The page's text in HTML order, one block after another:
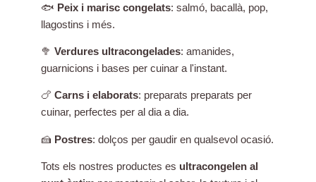
🐟 Peix i marisc congelats: salmó, bacallà, pop,
llagostins i més.
🥦 Verdures ultracongelades: amanides,
guarnicions i bases per cuinar a l'instant.
🍗 Carns i elaborats: preparats preparats per
cuinar, perfectes per al dia a dia.
🍰 Postres: dolços per gaudir en qualsevol ocasió.
Tots els nostres productes es ultracongelen al